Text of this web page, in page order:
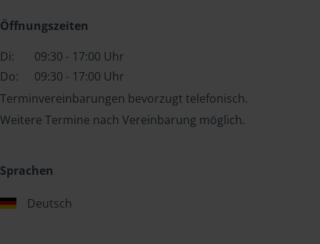
Öffnungszeiten
Di:
09:30 - 17:00 Uhr
Do:
09:30 - 17:00 Uhr
Terminvereinbarungen bevorzugt telefonisch.
Weitere Termine nach Vereinbarung möglich.
Sprachen
Deutsch